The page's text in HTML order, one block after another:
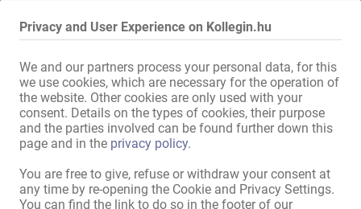
Privacy and User Experience on Kollegin.hu
We and our partners process your personal data, for this
we use cookies, which are necessary for the operation of
the website. Other cookies are only used with your
consent. Details on the types of cookies, their purpose
and the parties involved can be found further down this
page and in the privacy policy.
You are free to give, refuse or withdraw your consent at
any time by re-opening the Cookie and Privacy Settings.
You can find the link to do so in the footer of our